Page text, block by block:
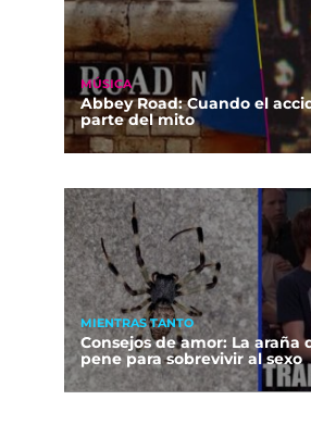
MÚSICA
Abbey Road: Cuando el
parte del mito
MIENTRAS TANTO
Consejos de amor: La araña
pene para sobrevivir al sexo